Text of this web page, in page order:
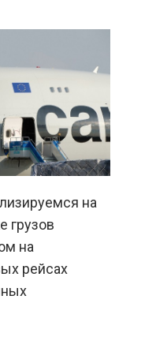
на
грузов
на
рейсах